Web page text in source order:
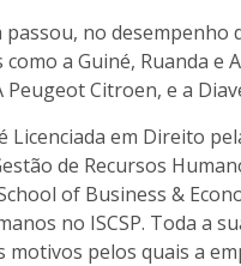
passou, no
a Guiné, Ruanda e
Peugeot Citroen, e a
Licenciada em Direito
de Recursos
of Business &
no ISCSP. Toda a
motivos pelos quais a